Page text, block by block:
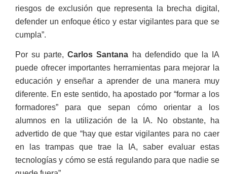
riesgos de exclusión que representa la brecha digital,
defender un enfoque ético y estar vigilantes para que se
cumpla”.
Por su parte,Carlos Santana ha defendido que la IA
puede ofrecer importantes herramientas para mejorar la
educación y enseñar a aprender de una manera muy
diferente. En este sentido, ha apostado por “formar a los
formadores” para que sepan cómo orientar a los
alumnos en la utilización de la IA. No obstante, ha
advertido de que “hay que estar vigilantes para no caer
en las trampas que trae la IA, saber evaluar estas
tecnologías y cómo se está regulando para que nadie se